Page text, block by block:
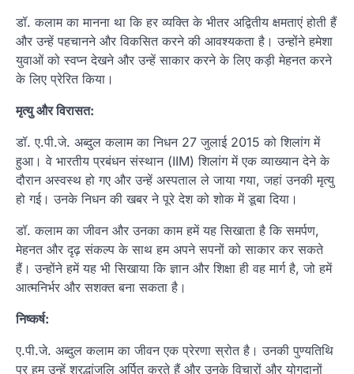
डॉ. कलाम का मानना था कि हर व्यक्ति के भीतर अद्वितीय क्षमताएं होती हैं
और उन्हें पहचानने और विकसित करने की आवश्यकता है। उन्होंने हमेशा
युवाओं को स्वप्न देखने और उन्हें साकार करने के लिए कड़ी मेहनत करने
के लिए प्रेरित किया।
मृत्यु और विरासत:
डॉ. ए.पी.जे. अब्दुल कलाम का निधन 27 जुलाई 2015 को शिलांग में
हुआ। वे भारतीय प्रबंधन संस्थान (IIM) शिलांग में एक व्याख्यान देने के
दौरान अस्वस्थ हो गए और उन्हें अस्पताल ले जाया गया, जहां उनकी मृत्यु
हो गई। उनके निधन की खबर ने पूरे देश को शोक में डूबा दिया।
डॉ. कलाम का जीवन और उनका काम हमें यह सिखाता है कि समर्पण,
मेहनत और दृढ़ संकल्प के साथ हम अपने सपनों को साकार कर सकते
हैं। उन्होंने हमें यह भी सिखाया कि ज्ञान और शिक्षा ही वह मार्ग है, जो हमें
आत्मनिर्भर और सशक्त बना सकता है।
निष्कर्ष:
ए.पी.जे. अब्दुल कलाम का जीवन एक प्रेरणा स्रोत है। उनकी पुण्यतिथि
पर हम उन्हें श्रद्धांजलि अर्पित करते हैं और उनके विचारों और योगदानों